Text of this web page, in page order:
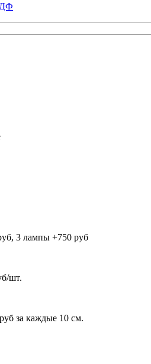
3 лампы +750 руб
шт.
за каждые 10 см.